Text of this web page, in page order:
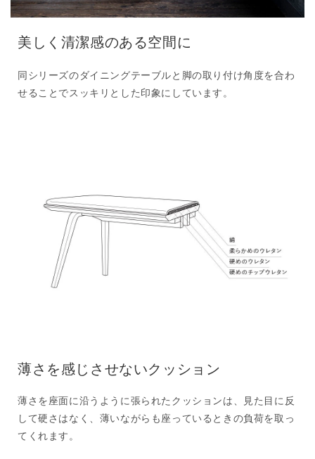
美しく清潔感のある空間に
同シリーズのダイニングテーブルと脚の取り付け角度を合わ
せることでスッキリとした印象にしています。
薄さを感じさせないクッション
薄さを座面に沿うように張られたクッションは、見た目に反
して硬さはなく、薄いながらも座っているときの負荷を取っ
てくれます。